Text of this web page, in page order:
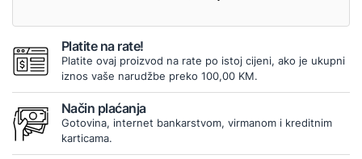
Platite na rate!
Platite ovaj proizvod na rate po istoj cijeni, ako je ukupni
iznos vaše narudžbe preko 100,00 KM.
Način plaćanja
Gotovina, internet bankarstvom, virmanom i kreditnim
karticama.